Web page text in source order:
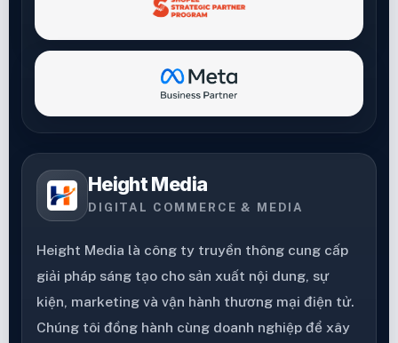
Height Media
DIGITAL COMMERCE & MEDIA
Height Media là công ty truyền thông cung cấp
giải pháp sáng tạo cho sản xuất nội dung, sự
kiện, marketing và vận hành thương mại điện tử.
Chúng tôi đồng hành cùng doanh nghiệp để xây